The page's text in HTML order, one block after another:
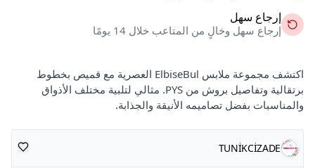
إرجاع سهل
إرجاع سهل وخالٍ من المتاعب خلال 14 يومًا
اكتشف مجموعة ملابس ElbiseBul العصرية مع قميص بخطوط
برتقالية وتفاصيل بروش من PYS. مثالي لتلبية مختلف الأذواق
والمناسبات بفضل تصاميمه الأنيقة والجذابة.
TUNİKCİZADE